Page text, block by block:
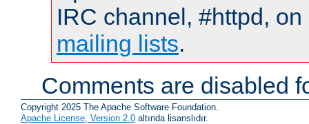
IRC channel, #httpd,
mailing lists.
Comments are disabled
Copyright 2025 The Apache Software Foundation.
Apache License, Version 2.0 altında lisanslıdır.